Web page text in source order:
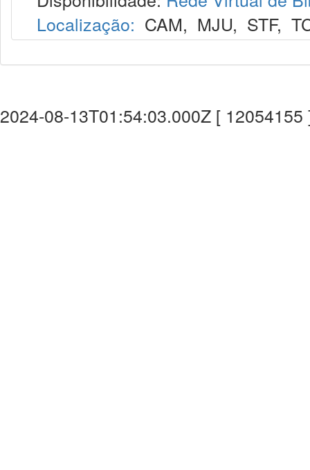
Localização: CAM, MJU, STF,
2024-08-13T01:54:03.000Z [ 12054155